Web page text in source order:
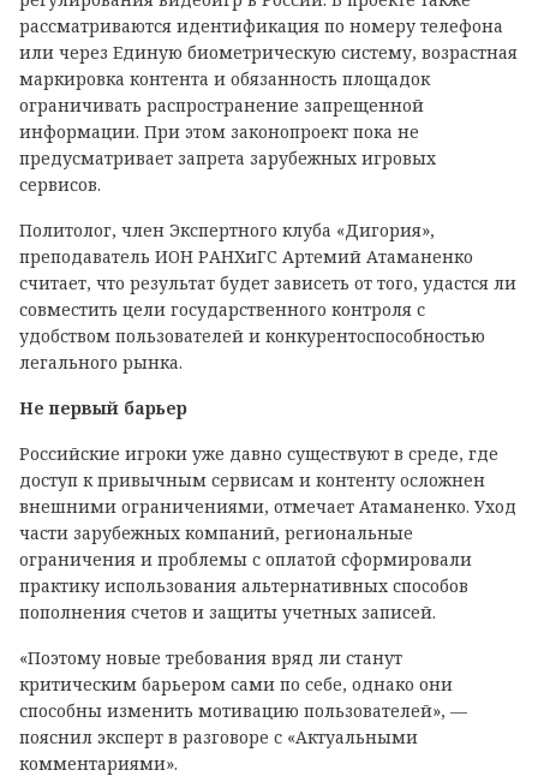
рассматриваются идентификация по номеру телефона
или через Единую биометрическую систему, возрастная
маркировка контента и обязанность площадок
ограничивать распространение запрещенной
информации. При этом законопроект пока не
предусматривает запрета зарубежных игровых
сервисов.
Политолог, член Экспертного клуба «Дигория»,
преподаватель ИОН РАНХиГС Артемий Атаманенко
считает, что результат будет зависеть от того, удастся ли
совместить цели государственного контроля с
удобством пользователей и конкурентоспособностью
легального рынка.
Не первый барьер
Российские игроки уже давно существуют в среде, где
доступ к привычным сервисам и контенту осложнен
внешними ограничениями, отмечает Атаманенко. Уход
части зарубежных компаний, региональные
ограничения и проблемы с оплатой сформировали
практику использования альтернативных способов
пополнения счетов и защиты учетных записей.
«Поэтому новые требования вряд ли станут
критическим барьером сами по себе, однако они
способны изменить мотивацию пользователей», —
пояснил эксперт в разговоре с «Актуальными
комментариями».